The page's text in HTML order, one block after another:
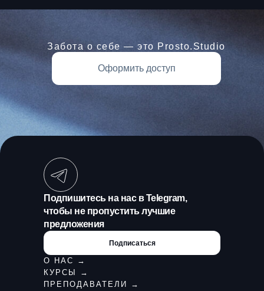
Забота о себе — это Prosto.Studio
Оформить доступ
Подпишитесь на нас в Telegram,
чтобы не пропустить лучшие
предложения
Подписаться
О НАС →
КУРСЫ →
ПРЕПОДАВАТЕЛИ →